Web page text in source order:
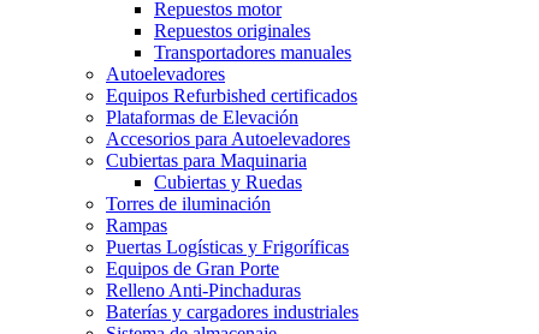
Repuestos motor
Repuestos originales
Transportadores manuales
Autoelevadores
Equipos Refurbished certificados
Plataformas de Elevación
Accesorios para Autoelevadores
Cubiertas para Maquinaria
Cubiertas y Ruedas
Torres de iluminación
Rampas
Puertas Logísticas y Frigoríficas
Equipos de Gran Porte
Relleno Anti-Pinchaduras
Baterías y cargadores industriales